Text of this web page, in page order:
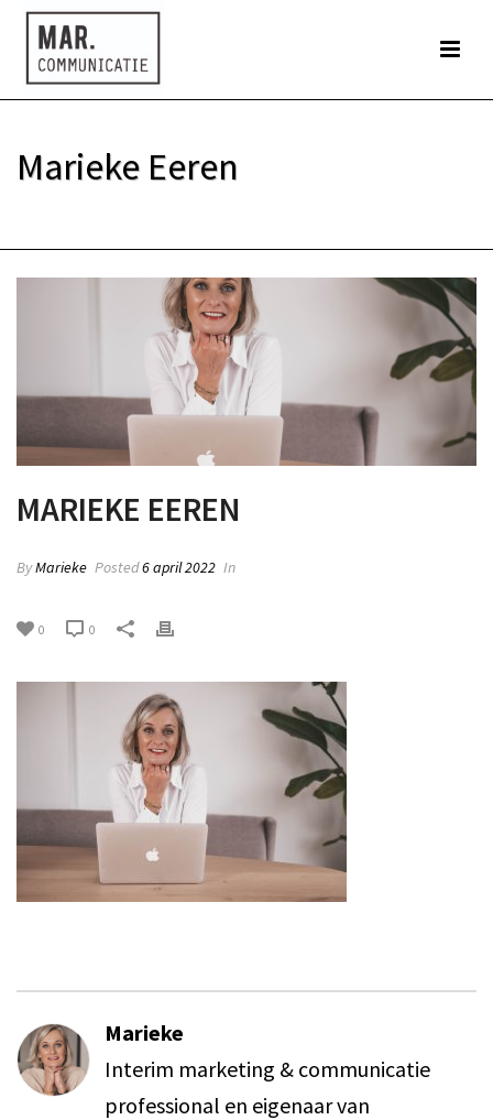
Marieke Eeren
MARIEKE EEREN
ByMarieke Posted6 april 2022 In
0 0
Marieke
Interim marketing & communicatie
professional en eigenaar van